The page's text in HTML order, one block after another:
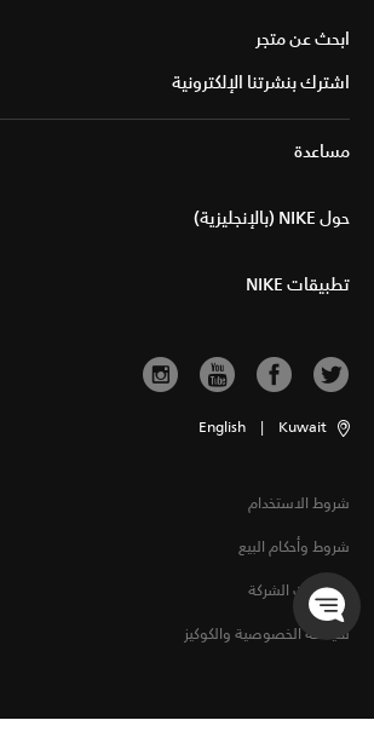
ابحث عن متجر
اشترك بنشرتنا الإلكترونية
مساعدة
حول NIKE (بالإنجليزية)
تطبيقات NIKE
Kuwait
|
English
شروط الاستخدام
شروط وأحكام البيع
معلومات الشركة
سياسة الخصوصية والكوكيز